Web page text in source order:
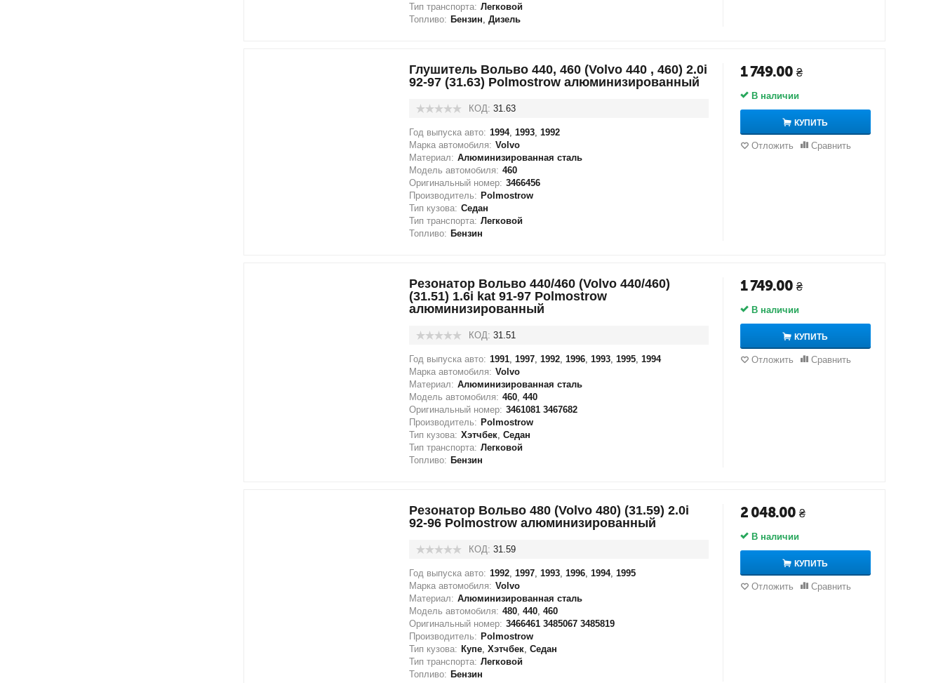
Тип транспорта: Легковой
Топливо: Бензин, Дизель
Глушитель Вольво 440, 460 (Volvo 440 , 460) 2.0i
92-97 (31.63) Polmostrow алюминизированный
КОД: 31.63
Год выпуска авто: 1994, 1993, 1992
Марка автомобиля: Volvo
Материал: Алюминизированная сталь
Модель автомобиля: 460
Оригинальный номер: 3466456
Производитель: Polmostrow
Тип кузова: Седан
Тип транспорта: Легковой
Топливо: Бензин
1 749.00 ₴
В наличии
КУПИТЬ
Отложить Сравнить
Резонатор Вольво 440/460 (Volvo 440/460)
(31.51) 1.6i kat 91-97 Polmostrow
алюминизированный
КОД: 31.51
Год выпуска авто: 1991, 1997, 1992, 1996, 1993, 1995, 1994
Марка автомобиля: Volvo
Материал: Алюминизированная сталь
Модель автомобиля: 460, 440
Оригинальный номер: 3461081 3467682
Производитель: Polmostrow
Тип кузова: Хэтчбек, Седан
Тип транспорта: Легковой
Топливо: Бензин
1 749.00 ₴
В наличии
КУПИТЬ
Отложить Сравнить
Резонатор Вольво 480 (Volvo 480) (31.59) 2.0i
92-96 Polmostrow алюминизированный
КОД: 31.59
Год выпуска авто: 1992, 1997, 1993, 1996, 1994, 1995
Марка автомобиля: Volvo
Материал: Алюминизированная сталь
Модель автомобиля: 480, 440, 460
Оригинальный номер: 3466461 3485067 3485819
Производитель: Polmostrow
Тип кузова: Купе, Хэтчбек, Седан
Тип транспорта: Легковой
Топливо: Бензин
2 048.00 ₴
В наличии
КУПИТЬ
Отложить Сравнить